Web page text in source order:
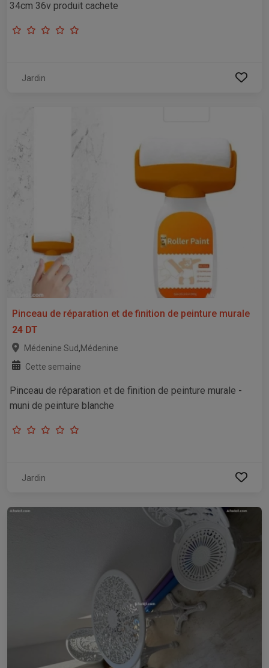
34cm 36v produit cachete
Jardin
Pinceau de réparation et de finition de peinture murale
24 DT
Médenine Sud,Médenine
Cette semaine
Pinceau de réparation et de finition de peinture murale -
muni de peinture blanche
Jardin